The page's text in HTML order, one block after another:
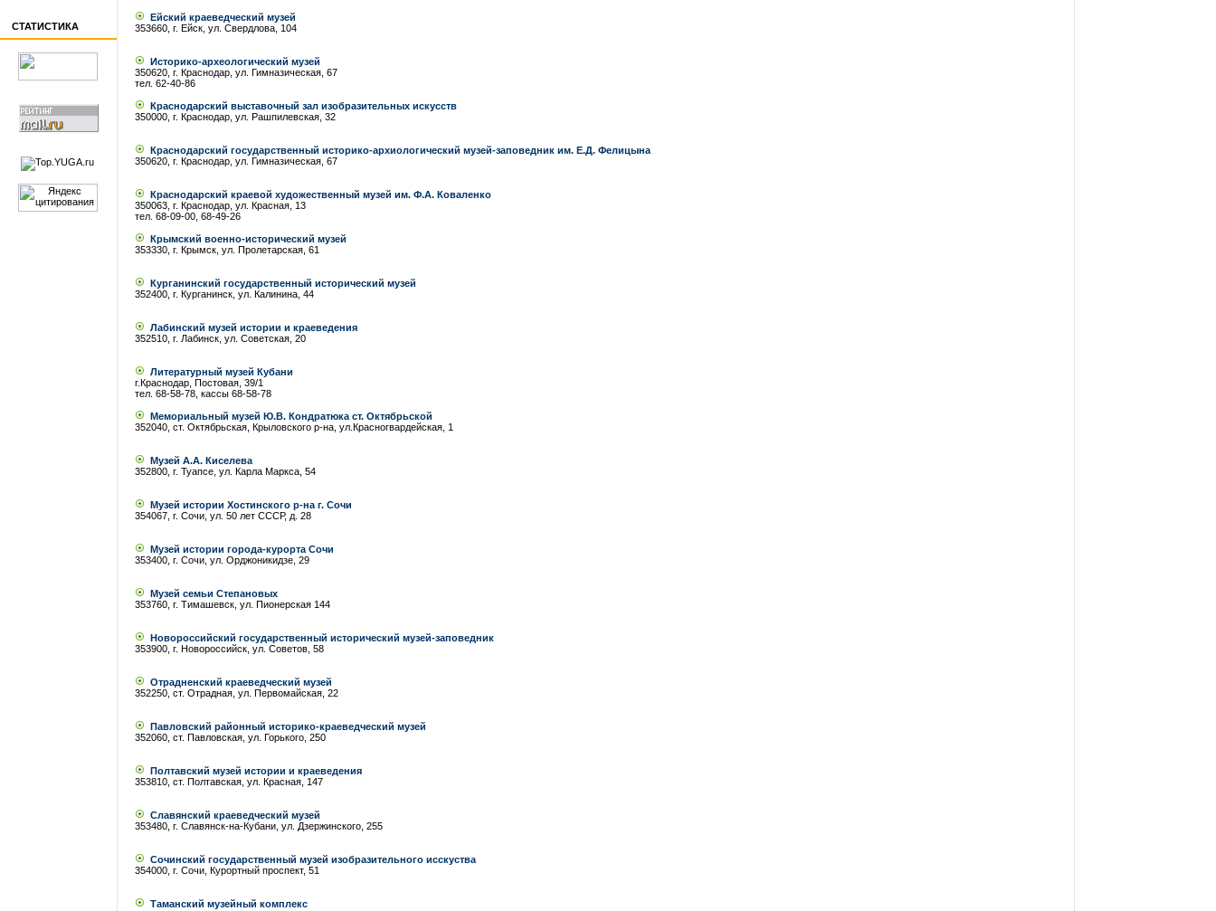
СТАТИСТИКА
Ейский краеведческий музей
353660, г. Ейск, ул. Свердлова, 104
Историко-археологический музей
350620, г. Краснодар, ул. Гимназическая, 67
тел. 62-40-86
Краснодарский выставочный зал изобразительных искусств
350000, г. Краснодар, ул. Рашпилевская, 32
Краснодарский государственный историко-архиологический музей-заповедник им. Е.Д. Фелицына
350620, г. Краснодар, ул. Гимназическая, 67
Краснодарский краевой художественный музей им. Ф.А. Коваленко
350063, г. Краснодар, ул. Красная, 13
тел. 68-09-00, 68-49-26
Крымский военно-исторический музей
353330, г. Крымск, ул. Пролетарская, 61
Курганинский государственный исторический музей
352400, г. Курганинск, ул. Калинина, 44
Лабинский музей истории и краеведения
352510, г. Лабинск, ул. Советская, 20
Литературный музей Кубани
г.Краснодар, Постовая, 39/1
тел. 68-58-78, кассы 68-58-78
Мемориальный музей Ю.В. Кондратюка ст. Октябрьской
352040, ст. Октябрьская, Крыловского р-на, ул.Красногвардейская, 1
Музей А.А. Киселева
352800, г. Туапсе, ул. Карла Маркса, 54
Музей истории Хостинского р-на г. Сочи
354067, г. Сочи, ул. 50 лет СССР, д. 28
Музей истории города-курорта Сочи
353400, г. Сочи, ул. Орджоникидзе, 29
Музей семьи Степановых
353760, г. Тимашевск, ул. Пионерская 144
Новороссийский государственный исторический музей-заповедник
353900, г. Новороссийск, ул. Советов, 58
Отрадненский краеведческий музей
352250, ст. Отрадная, ул. Первомайская, 22
Павловский районный историко-краеведческий музей
352060, ст. Павловская, ул. Горького, 250
Полтавский музей истории и краеведения
353810, ст. Полтавская, ул. Красная, 147
Славянский краеведческий музей
353480, г. Славянск-на-Кубани, ул. Дзержинского, 255
Сочинский государственный музей изобразительного исскуства
354000, г. Сочи, Курортный проспект, 51
Таманский музейный комплекс